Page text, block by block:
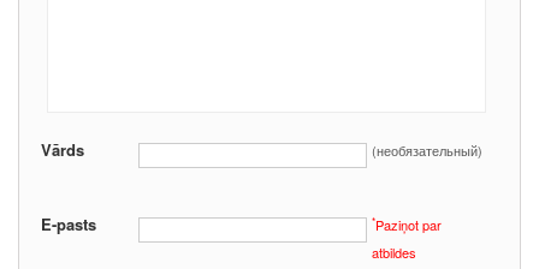
Vārds (необязательный)
E-pasts *Paziņot par
atbildes